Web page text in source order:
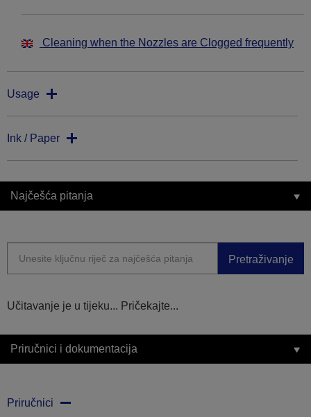
Cleaning when the Nozzles are Clogged frequently
Usage
Ink / Paper
Najčešća pitanja
Pretraživanje
Učitavanje je u tijeku... Pričekajte...
Priručnici i dokumentacija
Priručnici